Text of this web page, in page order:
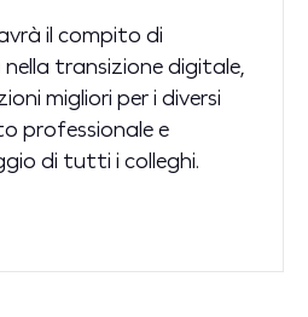
il compito di
transizione digitale,
migliori per i diversi
professionale e
di tutti i colleghi.